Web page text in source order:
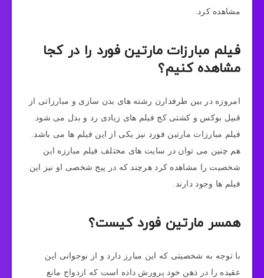
مشاهده کرد.
فیلم مبارزات مارتین فورد را در کجا
مشاهده کنیم؟
امروزه در بین طرفدارن رشته های بدن سازی و مبارزاتی از
قبیل بوکس و کشتی کج فیلم های زیادی رد و بدل می شود.
فیلم مبارزات مارتین فورد نیز یکی از این فیلم ها می باشد.
هم چنین می‌ توان در سایت های مختلف فیلم مبارزه این
شخصیت را مشاهده کرد هرچند که در پیج شخصی او نیز این
فیلم ها وجود دارند.
همسر مارتین فورد کیست؟
با توجه به شخصیتی که این مبارز دارد و از نوجوانی این
عقیده را در ذهن خود پرورش داده است که ازدواج مانع